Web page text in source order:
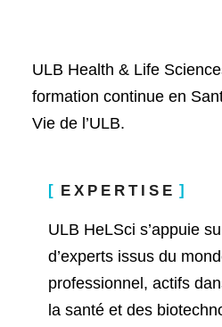
ULB Health & Life Sci
formation continue en
Vie de l’ULB.
EXPERTISE
ULB HeLSci s’appuie
d’experts issus du
professionnel, actifs
la santé et des